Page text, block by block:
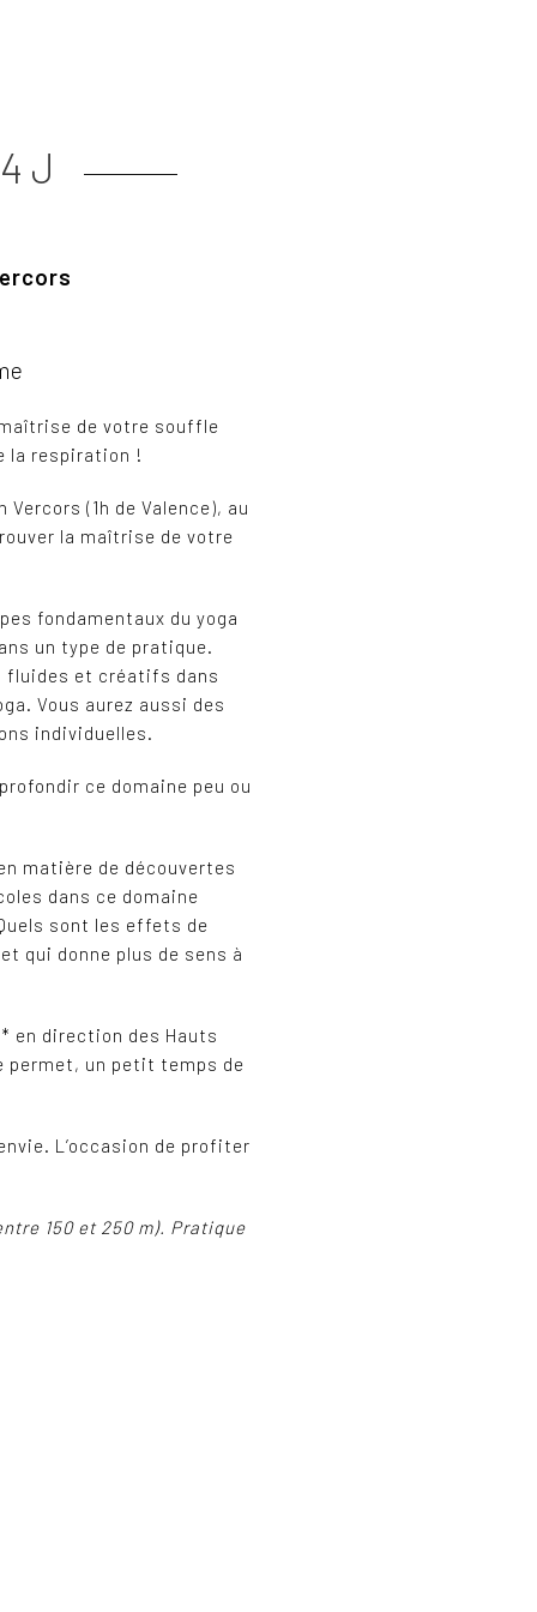
J
de votre souffle
la respiration !
(1h de Valence), au
la maîtrise de votre
fondamentaux du yoga
un type de pratique.
fluides et créatifs dans
Vous aurez aussi des
individuelles.
ce domaine peu ou
matière de découvertes
dans ce domaine
sont les effets de
qui donne plus de sens à
en direction des Hauts
permet, un petit temps de
L’occasion de profiter
150 et 250 m). Pratique